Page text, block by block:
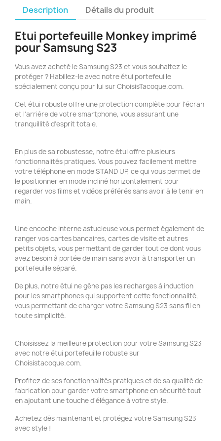
Description Détails du produit
Etui portefeuille Monkey imprimé
pour Samsung S23
Vous avez acheté le Samsung S23 et vous souhaitez le
protéger ? Habillez-le avec notre étui portefeuille
spécialement conçu pour lui sur ChoisisTacoque.com.
Cet étui robuste offre une protection complète pour l'écran
et l'arrière de votre smartphone, vous assurant une
tranquillité d'esprit totale.
En plus de sa robustesse, notre étui offre plusieurs
fonctionnalités pratiques. Vous pouvez facilement mettre
votre téléphone en mode STAND UP, ce qui vous permet de
le positionner en mode incliné horizontalement pour
regarder vos films et vidéos préférés sans avoir à le tenir en
main.
Une encoche interne astucieuse vous permet également de
ranger vos cartes bancaires, cartes de visite et autres
petits objets, vous permettant de garder tout ce dont vous
avez besoin à portée de main sans avoir à transporter un
portefeuille séparé.
De plus, notre étui ne gêne pas les recharges à induction
pour les smartphones qui supportent cette fonctionnalité,
vous permettant de charger votre Samsung S23 sans fil en
toute simplicité.
Choisissez la meilleure protection pour votre Samsung S23
avec notre étui portefeuille robuste sur
Choisistacoque.com.
Profitez de ses fonctionnalités pratiques et de sa qualité de
fabrication pour garder votre smartphone en sécurité tout
en ajoutant une touche d'élégance à votre style.
Achetez dès maintenant et protégez votre Samsung S23
avec style !